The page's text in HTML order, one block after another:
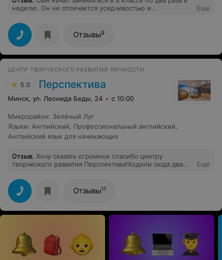
неделю. Он не отличается усидчивостью и
классе он уже был лучшим в классе.. Продолжает и
сейчас ходить, учась в универе и сейчас один из
лучших в группе... Приемлемая цена, хорошее
расположение, хорошее отношение к клиентам..
Школа пережила Covid и всегда прислушивается к
спасибо Татьяне!
Еще
Отзывы9
ЦЕНТР ТВОРЧЕСКОГО РАЗВИТИЯ ЛИЧНОСТИ
5.0 Перспектива
Минск, ул. Леонида Беды, 24 с 10:00
Микрорайон: Зелёный Луг
Языки: Английский, Профессиональный английский,
Английский язык для начинающих
Отзыв. Хочу сказать огромное спасибо центру
творческого развития Перспектива!Ходили сюда два
педагог,поэтому к выбору развивающей подготовки к
школе отнеслась со всей ответственностью. Выбирала
долго,буквально в последних числах августа
записались в Перспективу -и не прогадали:здесь к
каждому ребенку индивидуальный подход!Такие
жизнерадостные,душевные,отзывчивые
одного:все первоклассные специалисты,любящие и
свое дело,и детей. Очень внимательные девочки на
Reception! Теперь даже жаль,что в сентябре мы идем
Еще
Отзывы11